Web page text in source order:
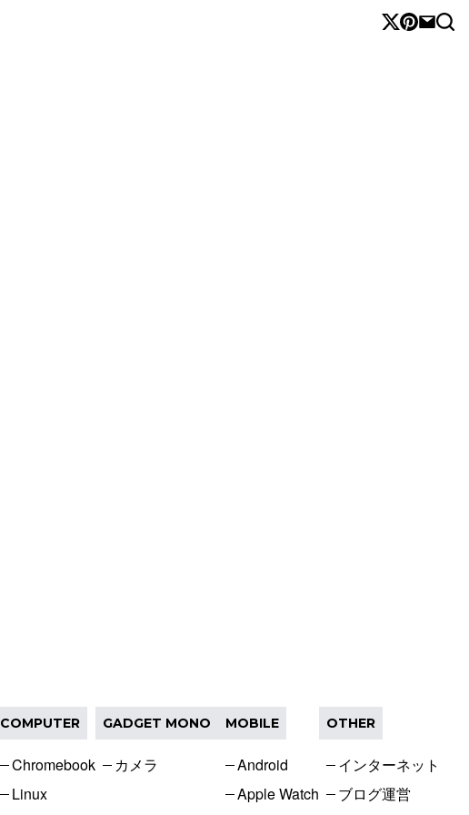
COMPUTER
Chromebook
Linux
GADGET MONO
カメラ
MOBILE
Android
Apple Watch
OTHER
インターネット
ブログ運営